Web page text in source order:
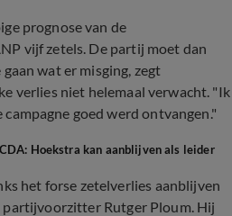
prognose van de
vijf zetels. De partij moet dan
wat er misging, zegt
verlies niet helemaal verwacht. "Ik
goed werd ontvangen."
Hoekstra kan aanblijven als leider
het forse zetelverlies aanblijven
partijvoorzitter Rutger Ploum. Hij